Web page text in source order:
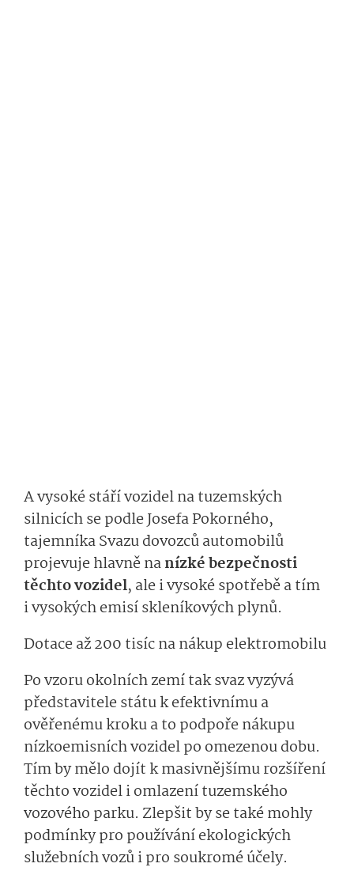
A vysoké stáří vozidel na tuzemských
silnicích se podle Josefa Pokorného,
tajemníka Svazu dovozců automobilů
projevuje hlavně nanízké bezpečnosti
těchto vozidel, ale i vysoké spotřebě a tím
i vysokých emisí skleníkových plynů.
Dotace až 200 tisíc na nákup elektromobilu
Po vzoru okolních zemí tak svaz vyzývá
představitele státu k efektivnímu a
ověřenému kroku a to podpoře nákupu
nízkoemisních vozidel po omezenou dobu.
Tím by mělo dojít k masivnějšímu rozšíření
těchto vozidel i omlazení tuzemského
vozového parku. Zlepšit by se také mohly
podmínky pro používání ekologických
služebních vozů i pro soukromé účely.